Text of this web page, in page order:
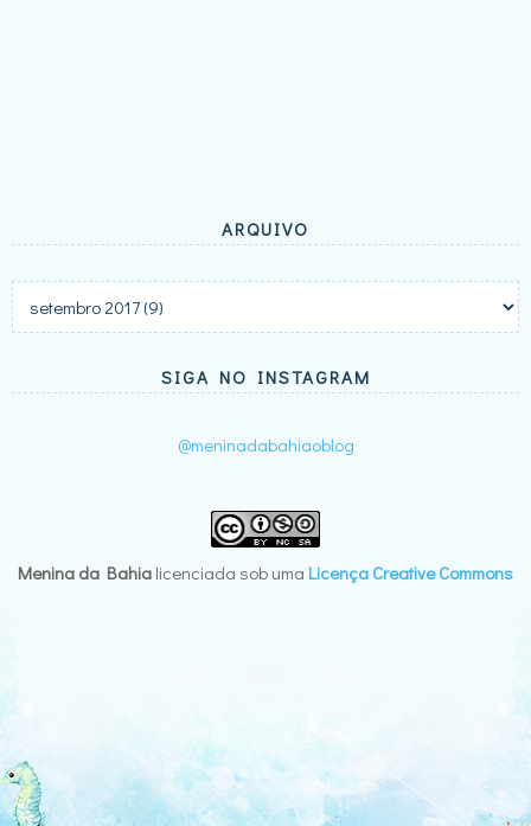
ARQUIVO
SIGA NO INSTAGRAM
@meninadabahiaoblog
Menina da Bahia licenciada sob uma Licença Creative Commons